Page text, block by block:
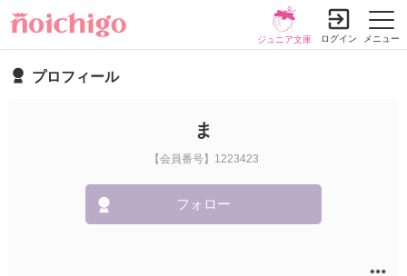
メニュー
ジュニア文庫 ログイン
プロフィール
ま
【会員番号】1223423
フォロー